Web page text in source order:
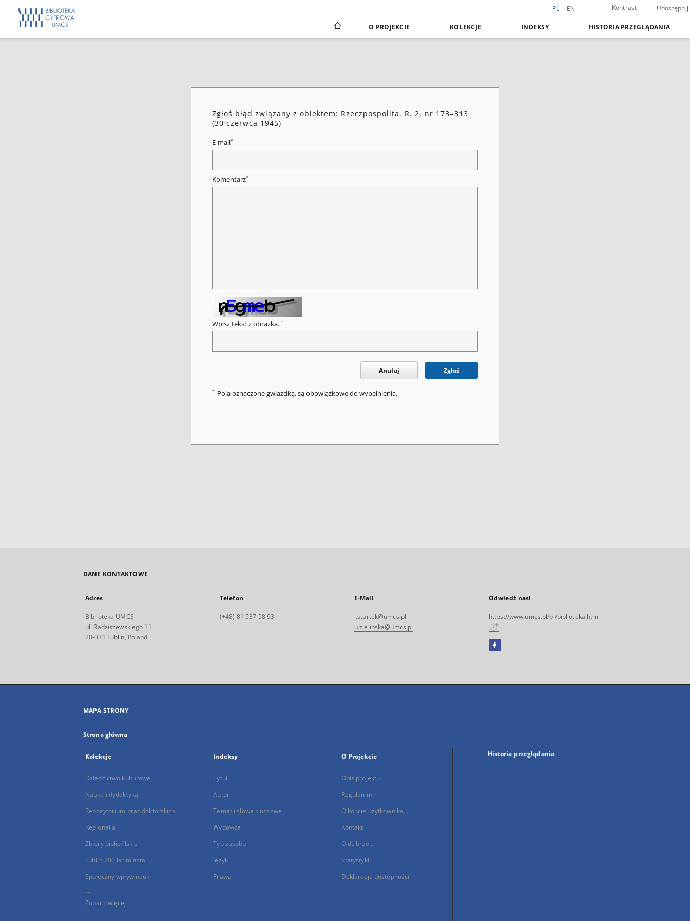
PL EN Kontrast Udostępnij
O PROJEKCIE KOLEKCJE INDEKSY HISTORIA PRZEGLĄDANIA
Zgłoś błąd związany z obiektem: Rzeczpospolita. R. 2, nr 173=313
(30 czerwca 1945)
E-mail*
Komentarz*
Wpisz tekst z obrazka. *
Anuluj Zgłoś
* Pola oznaczone gwiazdką, są obowiązkowe do wypełnienia.
DANE KONTAKTOWE
Adres
Biblioteka UMCS
ul. Radziszewskiego 11
20-031 Lublin, Poland
Telefon
(+48) 81 537 58 93
E-Mail
j.startek@umcs.pl
u.zielinska@umcs.pl
Odwiedź nas!
https://www.umcs.pl/pl/biblioteka.htm
Facebook
się
MAPA STRONY
Strona główna
Kolekcje
Dziedzictwo kulturowe
Nauka i dydaktyka
Repozytorium prac doktorskich
Regionalia
Zbiory bibliofilskie
Lublin 700 lat miasta
Społeczny wpływ nauki
...
Zobacz więcej
Indeksy
Tytuł
Autor
Temat i słowa kluczowe
Wydawca
Typ zasobu
Język
Prawa
O Projekcie
Opis projektu
Regulamin
O koncie użytkownika...
Kontakt
O dLibrze...
Statystyki
Deklaracja dostępności
Historia przeglądania